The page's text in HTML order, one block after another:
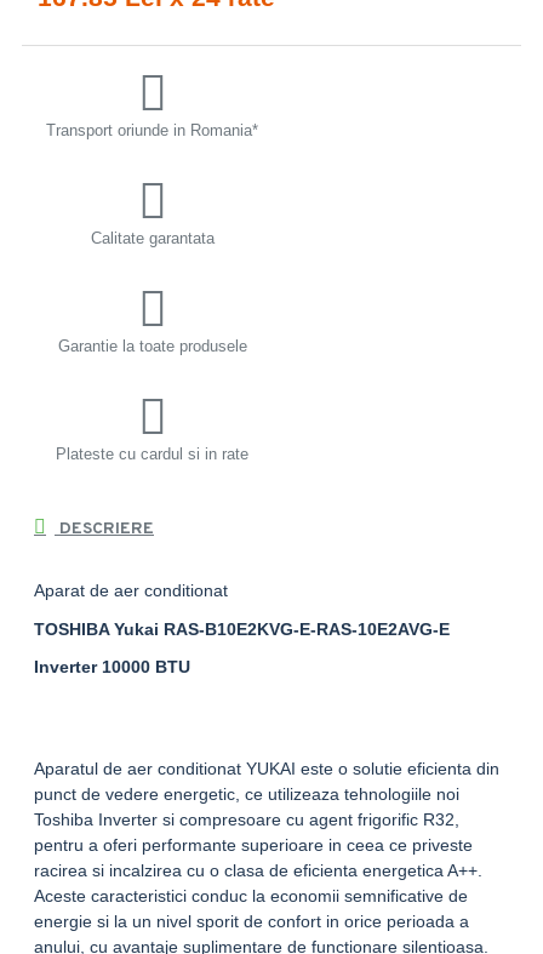
Transport oriunde in Romania*
Calitate garantata
Garantie la toate produsele
Plateste cu cardul si in rate
DESCRIERE
Aparat de aer conditionat
TOSHIBA Yukai RAS-B10E2KVG-E-RAS-10E2AVG-E
Inverter 10000 BTU
Aparatul de aer conditionat YUKAI este o solutie eficienta din
punct de vedere energetic, ce utilizeaza tehnologiile noi
Toshiba Inverter si compresoare cu agent frigorific R32,
pentru a oferi performante superioare in ceea ce priveste
racirea si incalzirea cu o clasa de eficienta energetica A++.
Aceste caracteristici conduc la economii semnificative de
energie si la un nivel sporit de confort in orice perioada a
anului, cu avantaje suplimentare de functionare silentioasa.